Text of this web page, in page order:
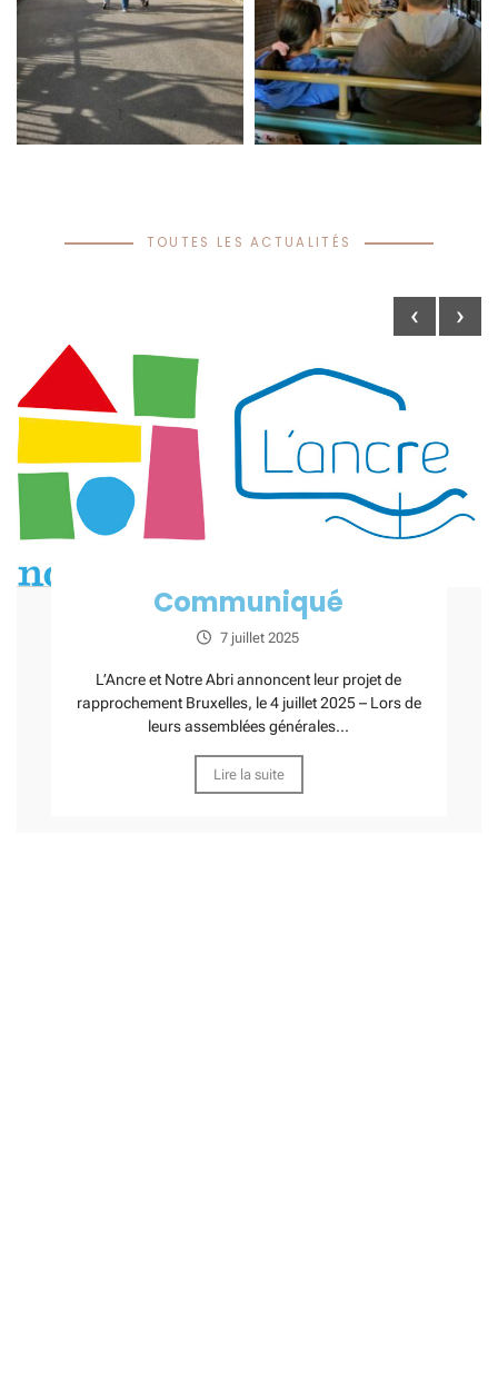
TOUTES LES ACTUALITÉS
Communiqué
7 juillet 2025
L’Ancre et Notre Abri annoncent leur projet de
rapprochement Bruxelles, le 4 juillet 2025 – Lors de
leurs assemblées générales...
Lire la suite
‹ ›